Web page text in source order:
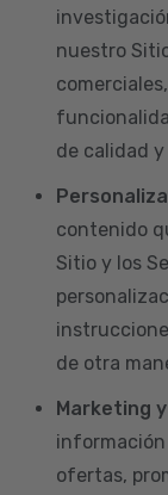
nuestro
de calidad
contenido
Sitio y los
de otra
Marketing
información
ofertas,